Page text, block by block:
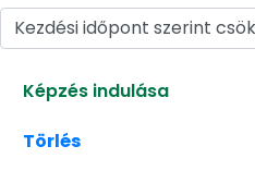
Kezdési időpont szerint
Képzés indulása
Törlés